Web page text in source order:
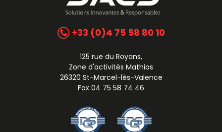
+33 (0)4 75 58 80 10
125 rue du Royans,
Zone d'activités Mathias
26320 St-Marcel-lès-Valence
Fax 04 75 58 74 46